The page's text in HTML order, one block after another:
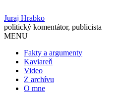
Juraj Hrabko
politický komentátor, publicista
MENU
Fakty a argumenty
Kaviareň
Video
Z archívu
O mne